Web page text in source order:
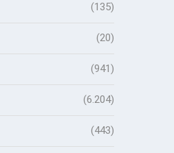
(135)
(20)
(941)
(6.204)
(443)